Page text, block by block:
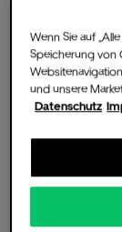
Rockstars,
zentrale
Atmosphäre
Wenn Sie auf
Speicherung von
und unsere
Datenschutz